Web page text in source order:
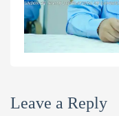
Leave a Reply